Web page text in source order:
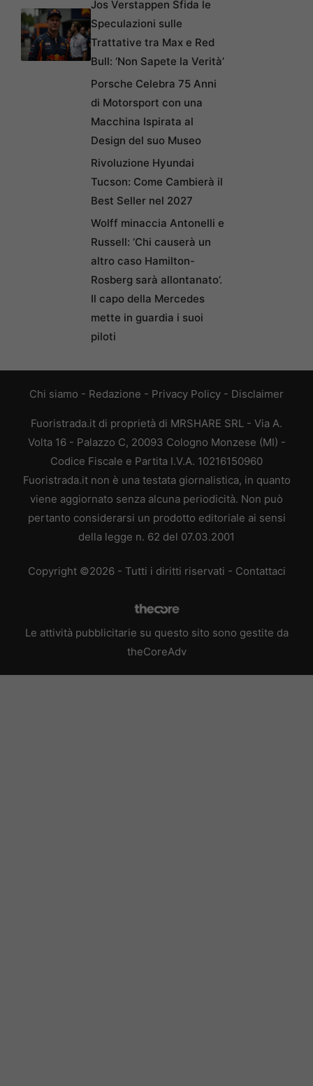
Jos Verstappen Sfida le
Speculazioni sulle
Trattative tra Max e Red
Bull: ‘Non Sapete la Verità’
Porsche Celebra 75 Anni
di Motorsport con una
Macchina Ispirata al
Design del suo Museo
Rivoluzione Hyundai
Tucson: Come Cambierà il
Best Seller nel 2027
Wolff minaccia Antonelli e
Russell: ‘Chi causerà un
altro caso Hamilton-
Rosberg sarà allontanato’.
Il capo della Mercedes
mette in guardia i suoi
piloti
Chi siamo - Redazione - Privacy Policy - Disclaimer
Fuoristrada.it di proprietà di MRSHARE SRL - Via A.
Volta 16 - Palazzo C, 20093 Cologno Monzese (MI) -
Codice Fiscale e Partita I.V.A. 10216150960
Fuoristrada.it non è una testata giornalistica, in quanto
viene aggiornato senza alcuna periodicità. Non può
pertanto considerarsi un prodotto editoriale ai sensi
della legge n. 62 del 07.03.2001
Copyright ©2026 - Tutti i diritti riservati - Contattaci
Le attività pubblicitarie su questo sito sono gestite da
theCoreAdv